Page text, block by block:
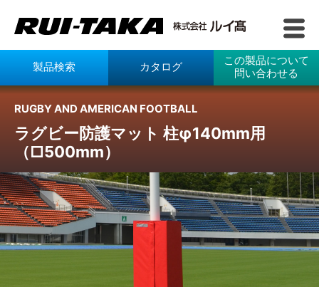
製品検索 カタログ
この製品について
問い合わせる
ラグビー防護マット 柱φ140mm用
（□500mm）
RUGBY AND AMERICAN FOOTBALL